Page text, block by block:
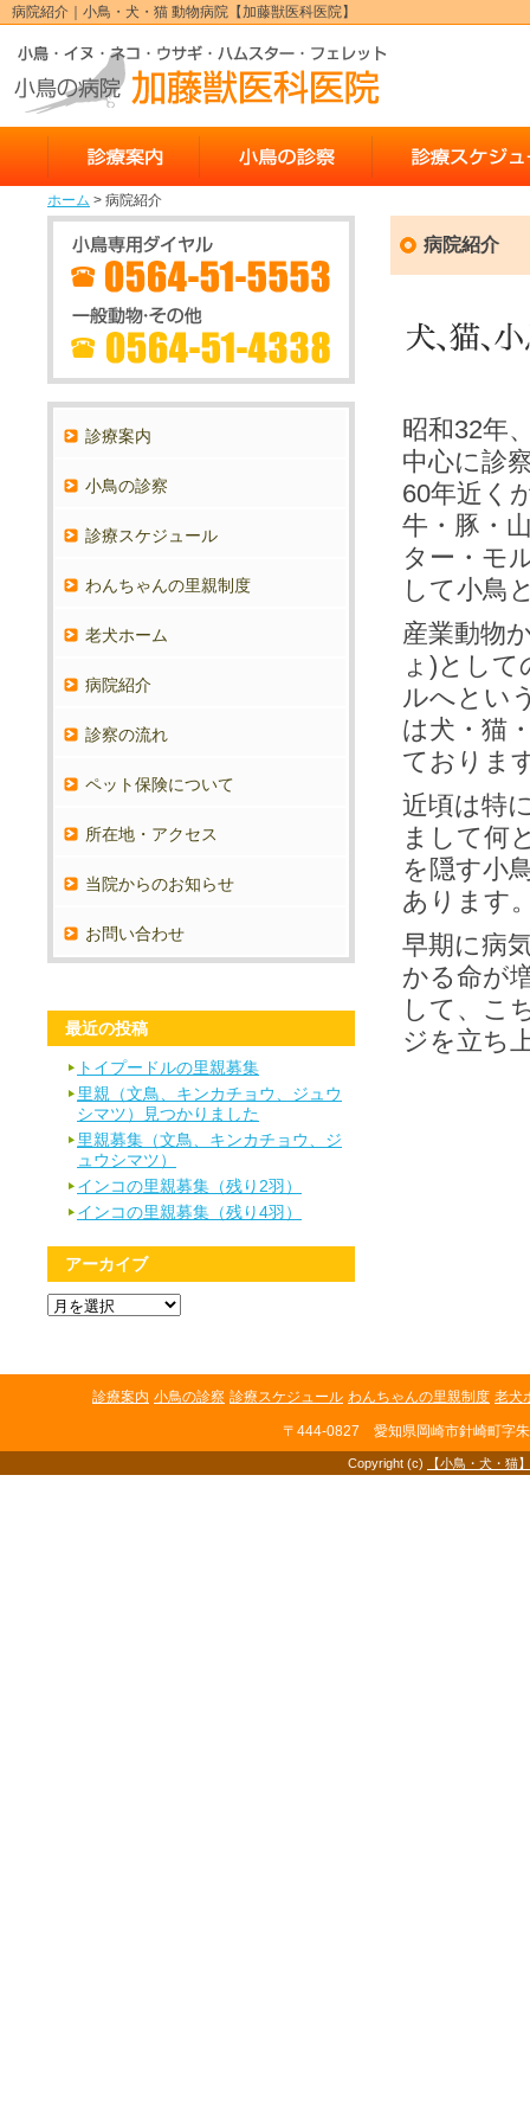
病院紹介｜小鳥・犬・猫 動物病院【加藤獣医科医院】
診療案内 小鳥の診察
ホーム > 病院紹介
病院紹介
昭和32年
中心に診
60年近く
牛・豚・
ター・モ
して小鳥
産業動物
ょ)とし
ルへとい
は犬・猫
ておりま
近頃は特
まして何
を隠す小
あります
早期に病
かる命が
して、こ
ジを立ち
診療案内
小鳥の診察
診療スケジュール
わんちゃんの里親制度
老犬ホーム
病院紹介
診察の流れ
ペット保険について
所在地・アクセス
当院からのお知らせ
お問い合わせ
最近の投稿
トイプードルの里親募集
里親（文鳥、キンカチョウ、ジュウ
シマツ）見つかりました
里親募集（文鳥、キンカチョウ、ジ
ュウシマツ）
インコの里親募集（残り2羽）
インコの里親募集（残り4羽）
アーカイブ
ア
イ
診療案内 小鳥の診察 診療スケジュール わんちゃんの里親制度 老犬
〒444-0827 愛知県岡崎市針崎町字
Copyright (c) 【小鳥・犬・猫